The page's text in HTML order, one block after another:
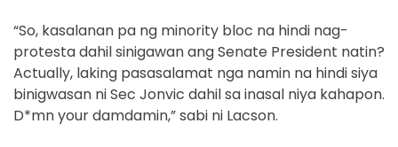
“So, kasalanan pa ng minority bloc na hindi nag-
protesta dahil sinigawan ang Senate President natin?
Actually, laking pasasalamat nga namin na hindi siya
binigwasan ni Sec Jonvic dahil sa inasal niya kahapon.
D*mn your damdamin,” sabi ni Lacson.